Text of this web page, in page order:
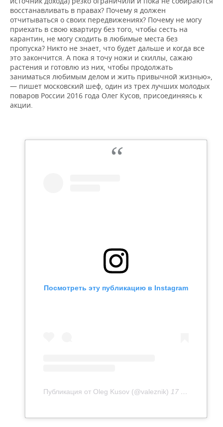
восстанавливать в правах? Почему я должен
отчитываться о своих передвижениях? Почему не могу
приехать в свою квартиру без того, чтобы сесть на
карантин, не могу сходить в любимые места без
пропуска? Никто не знает, что будет дальше и когда все
это закончится. А пока я точу ножи и скиллы, сажаю
растения и готовлю из них, чтобы продолжать
заниматься любимым делом и жить привычной жизнью»,
— пишет московский шеф, один из трех лучших молодых
поваров России 2016 года Олег Кусов, присоединяясь к
акции.
Посмотреть эту публикацию в Instagram
Публикация от Oleg Kusov (@valeznik) 17 Май 2020 в 5:57 PDT